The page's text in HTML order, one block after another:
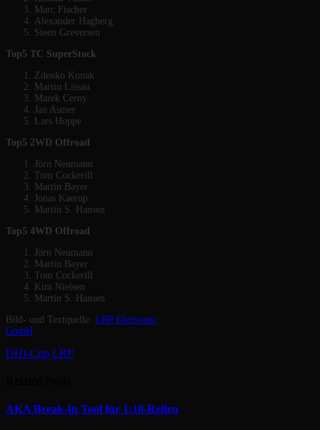
Marc Fischer
Alexander Hagberg
Steen Greversen
Top5 TC SuperStock
Zdenko Kunak
Martin Lissau
Marek Cerny
Jan Asmer
Lars Hoppe
Top5 2WD Offroad
Jörn Neumann
Tom Cockerill
Martin Bayer
Jonas Kaerup
Martin S. Hansen
Top5 4WD Offroad
Jörn Neumann
Martin Bayer
Tom Cockerill
Kim Nielsen
Martin S. Hansen
Bild- und Textquelle: LRP Electronic
GmbH
DHI-Cup LRP
AKA Break-In Tool für 1:10-Reifen